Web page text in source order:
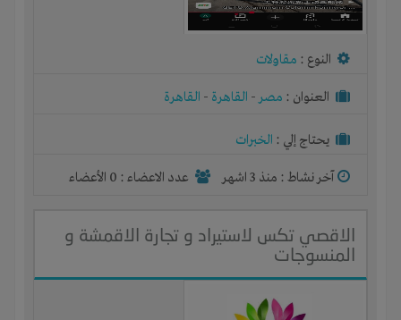
النوع : مقاولات
العنوان : مصر- القاهرة - القاهرة
يحتاج إلي : الخبرات
آخر نشاط : منذ 3 اشهر عدد الاعضاء : 0 الأعضاء
الاقصي تكس لاستيراد و تجارة الاقمشة و
المنسوجات